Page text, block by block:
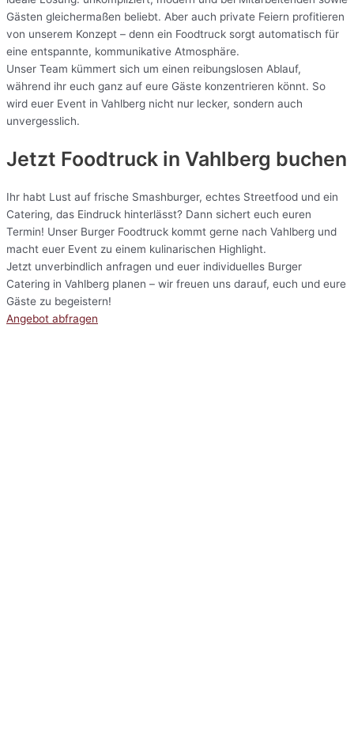
Gästen gleichermaßen beliebt. Aber auch private Feiern profitieren
von unserem Konzept – denn ein Foodtruck sorgt automatisch für
eine entspannte, kommunikative Atmosphäre.
Unser Team kümmert sich um einen reibungslosen Ablauf,
während ihr euch ganz auf eure Gäste konzentrieren könnt. So
wird euer Event in Vahlberg nicht nur lecker, sondern auch
unvergesslich.
Jetzt Foodtruck in Vahlberg buchen
Ihr habt Lust auf frische Smashburger, echtes Streetfood und ein
Catering, das Eindruck hinterlässt? Dann sichert euch euren
Termin! Unser Burger Foodtruck kommt gerne nach Vahlberg und
macht euer Event zu einem kulinarischen Highlight.
Jetzt unverbindlich anfragen und euer individuelles Burger
Catering in Vahlberg planen – wir freuen uns darauf, euch und eure
Gäste zu begeistern!
Angebot abfragen